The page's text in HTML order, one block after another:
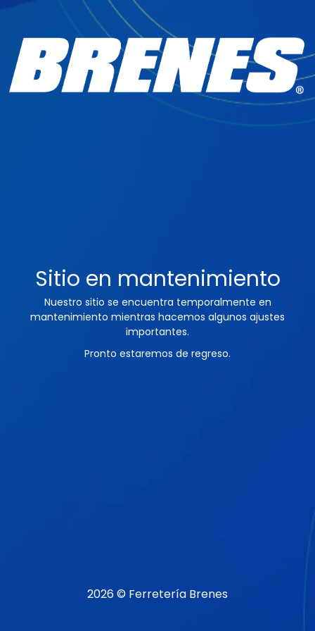
Sitio en mantenimiento
Nuestro sitio se encuentra temporalmente en
mantenimiento mientras hacemos algunos ajustes
importantes.
Pronto estaremos de regreso.
2026 © Ferretería Brenes